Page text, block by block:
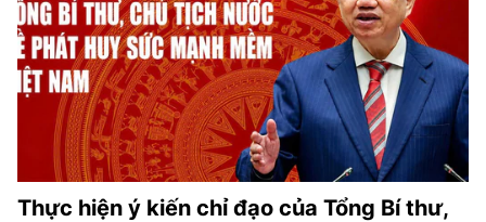
Thực hiện ý kiến chỉ đạo của Tổng Bí thư,